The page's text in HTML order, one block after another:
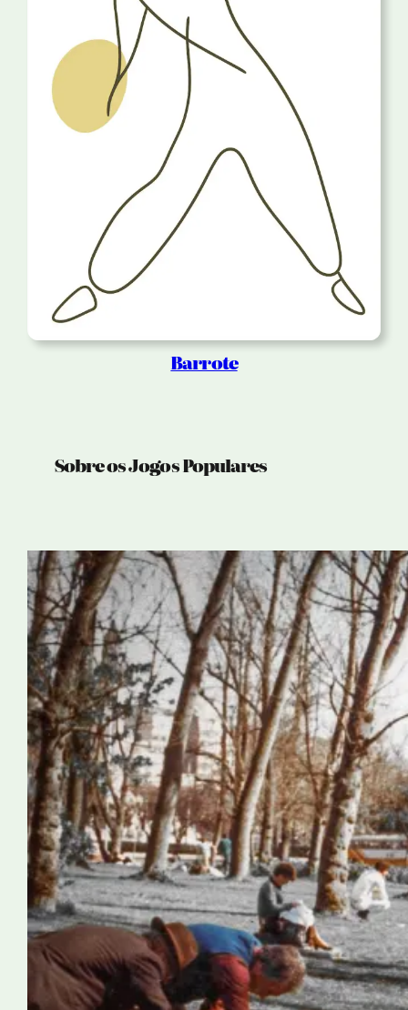
Barrote
Sobre os Jogos Populares